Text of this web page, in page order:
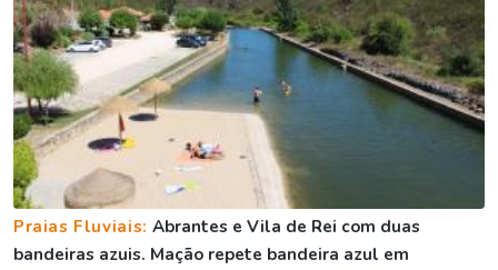
Praias Fluviais:Abrantes e Vila de Rei com duas
bandeiras azuis. Mação repete bandeira azul em